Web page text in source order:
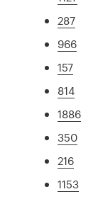
287
966
157
814
1886
350
216
1153